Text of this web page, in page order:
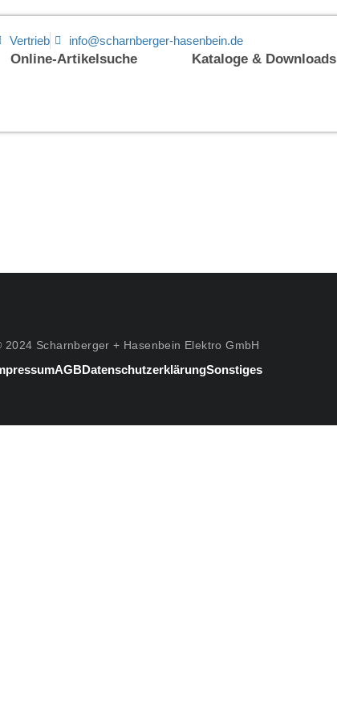
Vertrieb info@scharnberger-hasenbein.de
Online-Artikelsuche Kataloge & Downloads
2024 Scharnberger + Hasenbein Elektro GmbH
AGBDatenschutzerklärungSonstiges